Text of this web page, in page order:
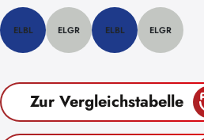
ELBL ELGR ELBL ELGR
Zur Vergleichstabelle